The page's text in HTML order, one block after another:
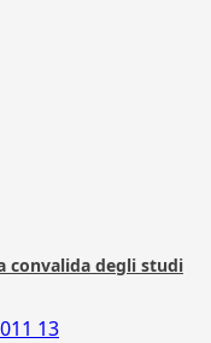
convalida degli studi
13